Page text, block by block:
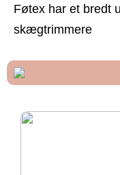
Føtex har et bredt
skægtrimmere